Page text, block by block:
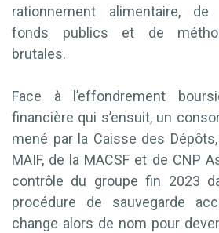
rationnement alimentaire,
fonds publics et de
brutales.
Face à l’effondrement
financière qui s’ensuit, un
mené par la Caisse des
MAIF, de la MACSF et de CNP
contrôle du groupe fin 2023
procédure de sauvegarde
change alors de nom pour